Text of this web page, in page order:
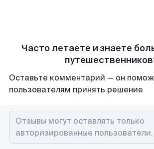
Часто летаете и знаете
Оставьте комментарий — он
пользователям принять решение